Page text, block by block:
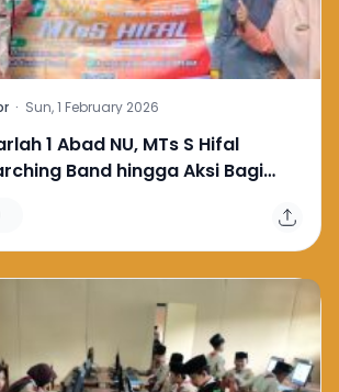
· Sun, 1 February 2026
1 Abad NU, MTs S Hifal
Band hingga Aksi Bagi